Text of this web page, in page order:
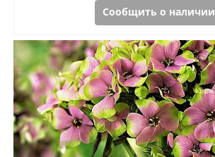
Сообщить о наличии